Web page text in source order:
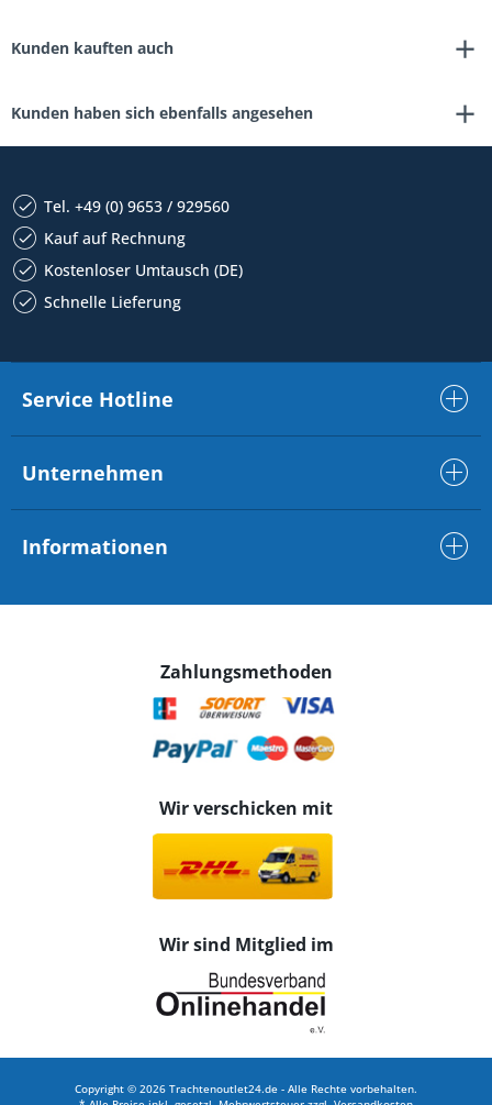
Kunden kauften auch
Kunden haben sich ebenfalls angesehen
Tel. +49 (0) 9653 / 929560
Kauf auf Rechnung
Kostenloser Umtausch (DE)
Schnelle Lieferung
Service Hotline
Unternehmen
Informationen
Zahlungsmethoden
Wir verschicken mit
Wir sind Mitglied im
Copyright © 2026 Trachtenoutlet24.de - Alle Rechte vorbehalten.